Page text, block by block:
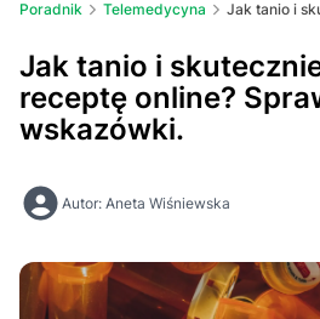
Poradnik Telemedycyna Jak tanio i
Jak tanio i
receptę online?
wskazówki.
Autor: Aneta Wiśniewska